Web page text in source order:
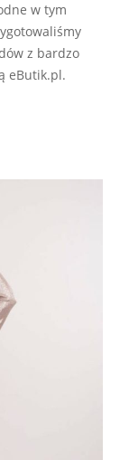
w tym
z bardzo
eButik.pl.